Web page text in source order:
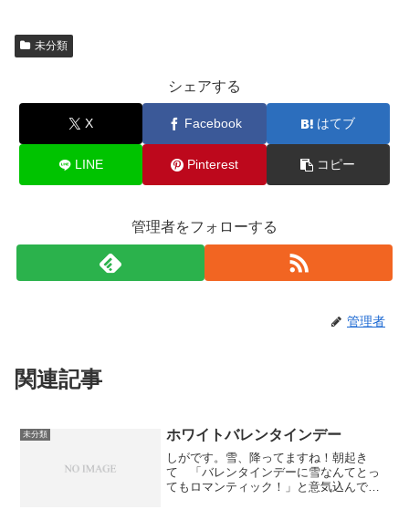
未分類
シェアする
X Facebook はてブ
LINE Pinterest コピー
管理者をフォローする
管理者
関連記事
未分類 ホワイトバレンタインデー
しがです。雪、降ってますね！朝起き
て 「バレンタインデーに雪なんてとっ
てもロマンティック！」と意気込んで、